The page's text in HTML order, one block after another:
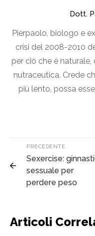
Dott.
Pierpaolo, biologo e
crisi del 2008-2010
per ciò che è
nutraceutica. Crede
più lento, possa
PRECEDENTE
Sexercise:
sessuale per
perdere peso
Articoli